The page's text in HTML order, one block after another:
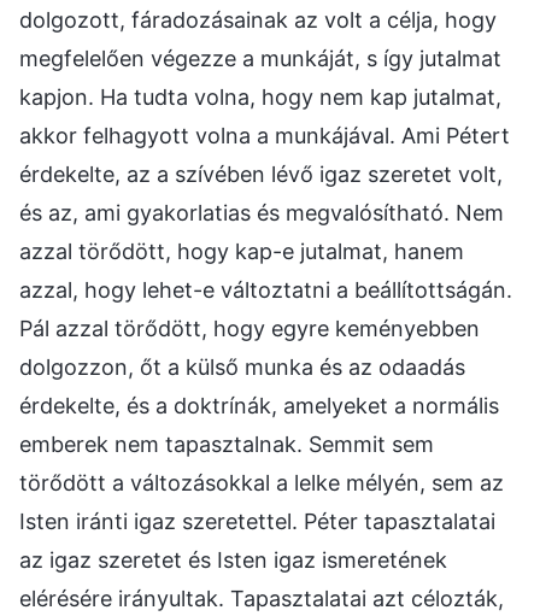
dolgozott, fáradozásainak az volt a célja, hogy
megfelelően végezze a munkáját, s így jutalmat
kapjon. Ha tudta volna, hogy nem kap jutalmat,
akkor felhagyott volna a munkájával. Ami Pétert
érdekelte, az a szívében lévő igaz szeretet volt,
és az, ami gyakorlatias és megvalósítható. Nem
azzal törődött, hogy kap-e jutalmat, hanem
azzal, hogy lehet-e változtatni a beállítottságán.
Pál azzal törődött, hogy egyre keményebben
dolgozzon, őt a külső munka és az odaadás
érdekelte, és a doktrínák, amelyeket a normális
emberek nem tapasztalnak. Semmit sem
törődött a változásokkal a lelke mélyén, sem az
Isten iránti igaz szeretettel. Péter tapasztalatai
az igaz szeretet és Isten igaz ismeretének
elérésére irányultak. Tapasztalatai azt célozták,